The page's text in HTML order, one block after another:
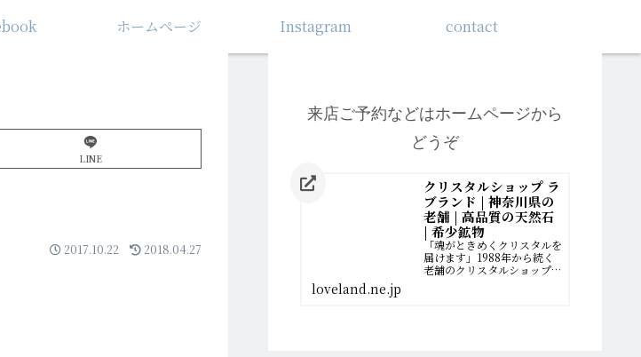
ホームぺージ Instagram contact
LINE
2017.10.22 2018.04.27
来店ご予約などはホームページから
どうぞ
クリスタルショップ ラ
ブランド | 神奈川県の
老舗 | 高品質の天然石
| 希少鉱物
「魂がときめくクリスタルを
届けます」1988年から続く
老舗のクリスタルショップ。
loveland.ne.jp